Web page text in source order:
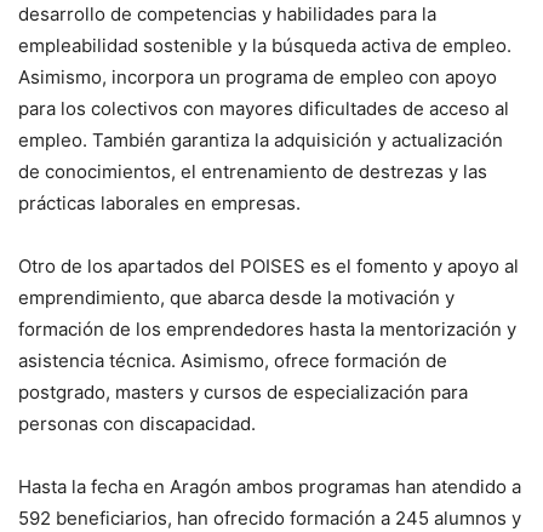
desarrollo de competencias y habilidades para la
empleabilidad sostenible y la búsqueda activa de empleo.
Asimismo, incorpora un programa de empleo con apoyo
para los colectivos con mayores dificultades de acceso al
empleo. También garantiza la adquisición y actualización
de conocimientos, el entrenamiento de destrezas y las
prácticas laborales en empresas.
Otro de los apartados del POISES es el fomento y apoyo al
emprendimiento, que abarca desde la motivación y
formación de los emprendedores hasta la mentorización y
asistencia técnica. Asimismo, ofrece formación de
postgrado, masters y cursos de especialización para
personas con discapacidad.
Hasta la fecha en Aragón ambos programas han atendido a
592 beneficiarios, han ofrecido formación a 245 alumnos y